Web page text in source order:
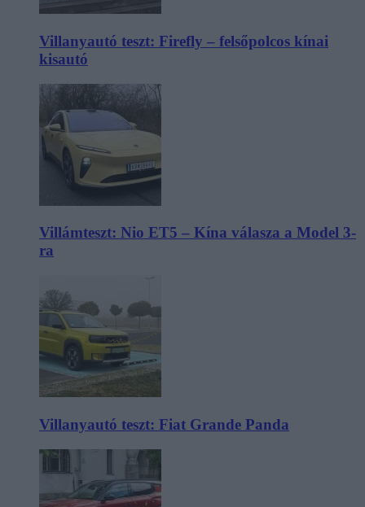
Villanyautó teszt: Firefly – felsőpolcos kínai
kisautó
Villámteszt: Nio ET5 – Kína válasza a Model 3-
ra
Villanyautó teszt: Fiat Grande Panda